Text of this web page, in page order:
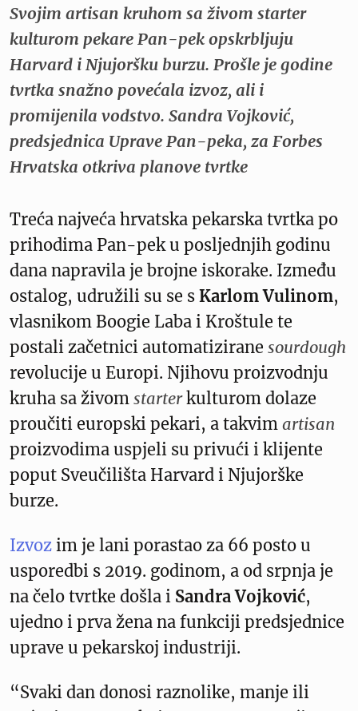
Svojim artisan kruhom sa živom starter
kulturom pekare Pan-pek opskrbljuju
Harvard i Njujoršku burzu. Prošle je godine
tvrtka snažno povećala izvoz, ali i
promijenila vodstvo. Sandra Vojković,
predsjednica Uprave Pan-peka, za Forbes
Hrvatska otkriva planove tvrtke
Treća najveća hrvatska pekarska tvrtka po
prihodima Pan-pek u posljednjih godinu
dana napravila je brojne iskorake. Između
ostalog, udružili su se s Karlom Vulinom,
vlasnikom Boogie Laba i Kroštule te
postali začetnici automatizirane sourdough
revolucije u Europi. Njihovu proizvodnju
kruha sa živom starterkulturom dolaze
proučiti europski pekari, a takvim artisan
proizvodima uspjeli su privući i klijente
poput Sveučilišta Harvard i Njujorške
burze.
Izvoz im je lani porastao za 66 posto u
usporedbi s 2019. godinom, a od srpnja je
na čelo tvrtke došla i Sandra Vojković,
ujedno i prva žena na funkciji predsjednice
uprave u pekarskoj industriji.
“Svaki dan donosi raznolike, manje ili